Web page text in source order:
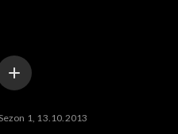
1, 13.10.2013